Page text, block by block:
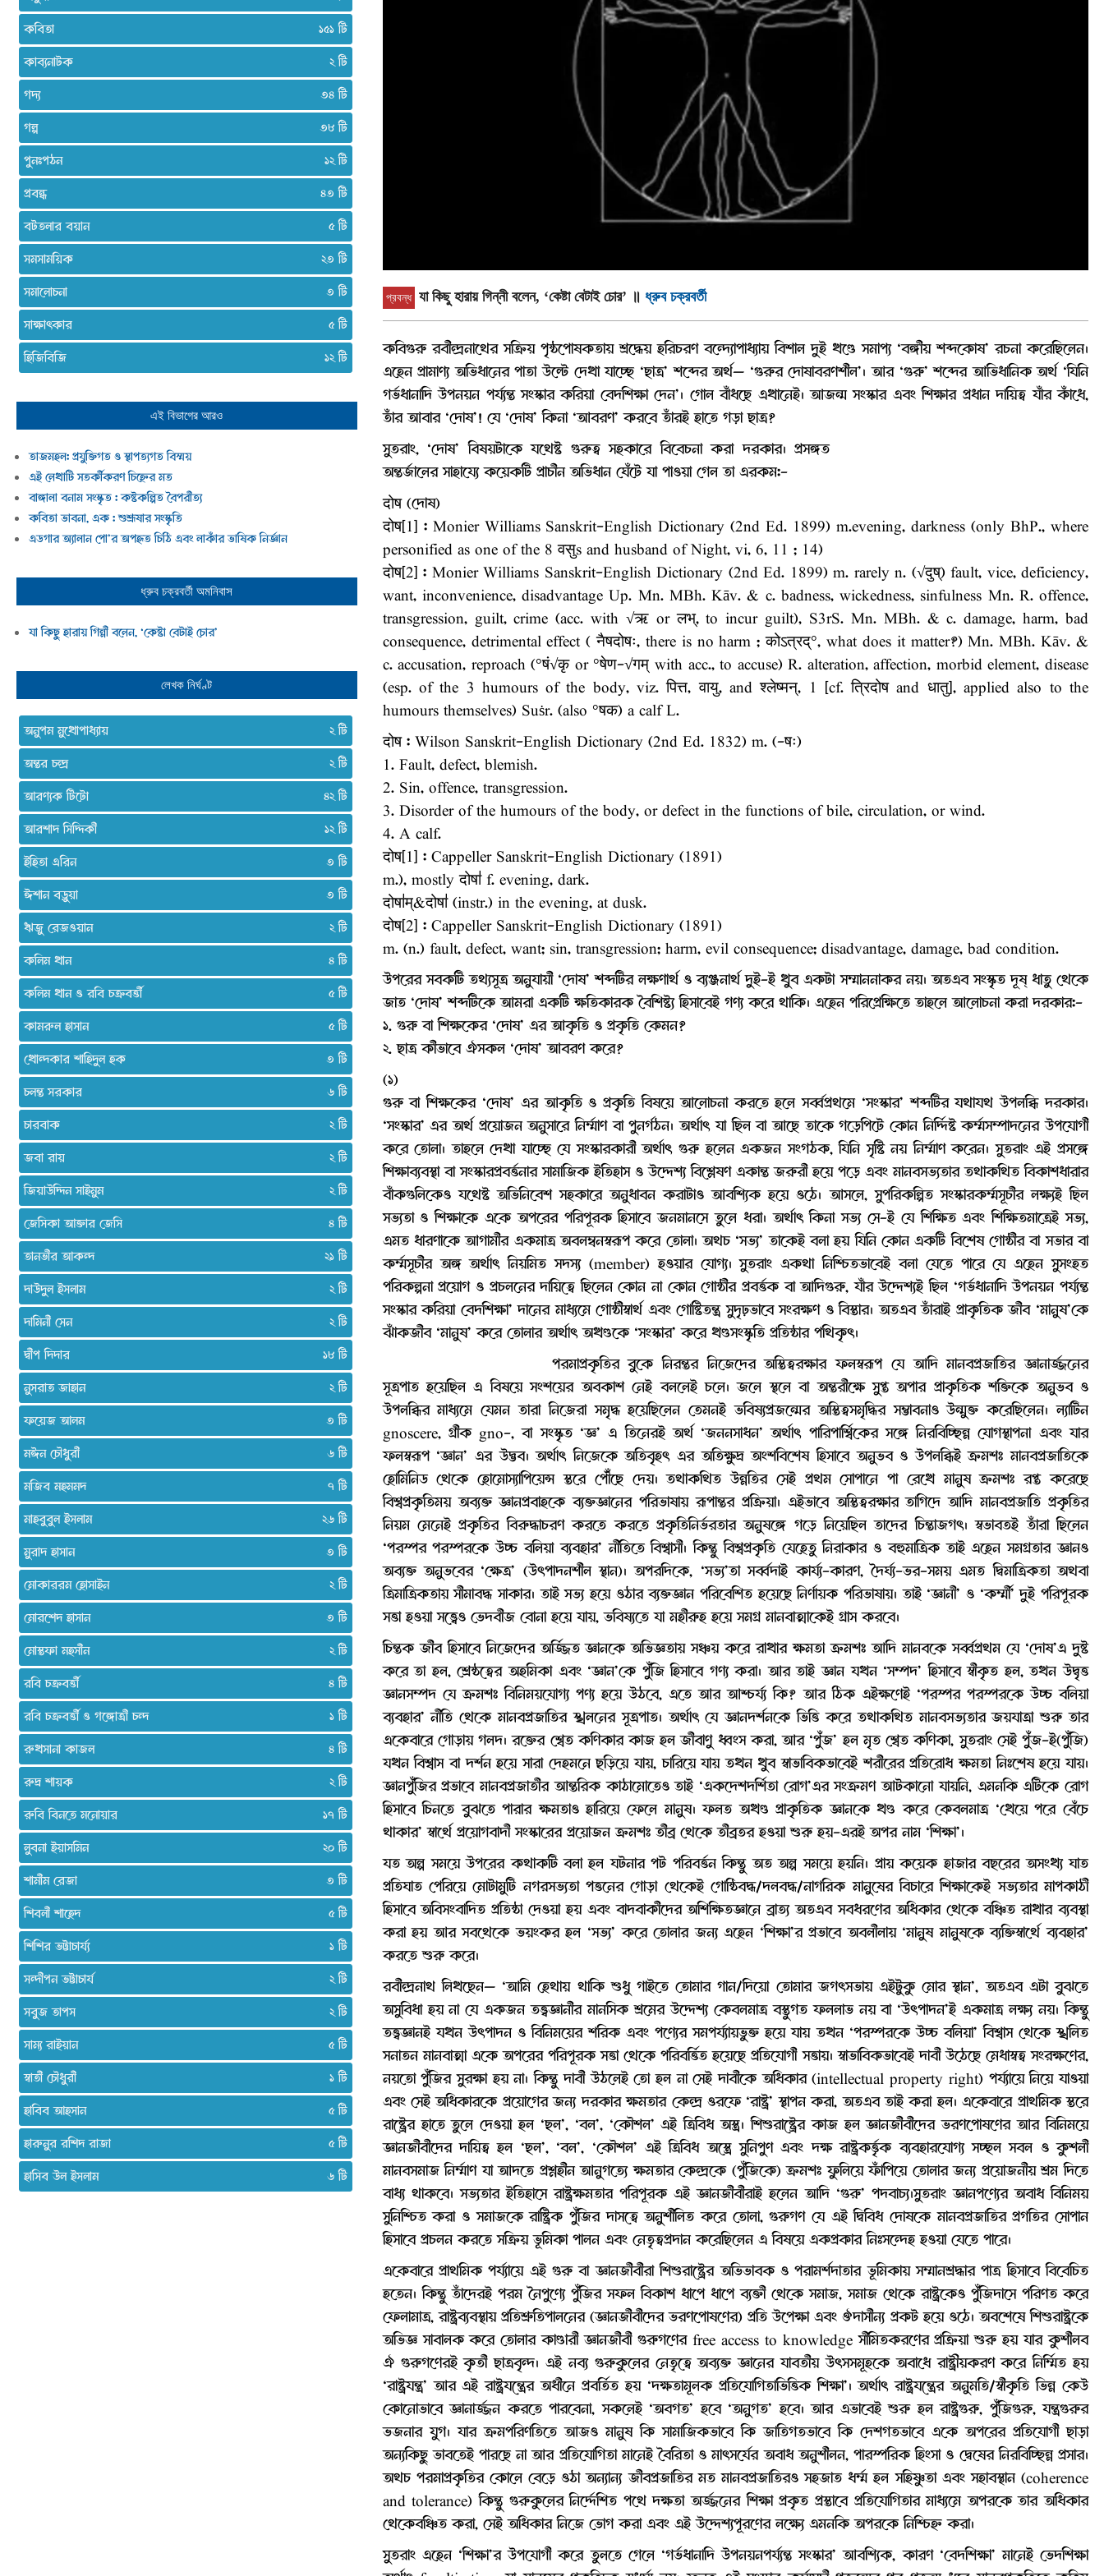
প্রবন্ধ যা কিছু হারায় গিন্নী বলেন, ‘কেষ্টা বেটাই চোর’ ॥ ধ্রুব চক্রবর্তী
কবিগুরু রবীন্দ্রনাথের সক্রিয় পৃষ্ঠপোষকতায় শ্রদ্ধেয় হরিচরণ বন্দ্যোপাধ্যায় বিশাল দুই খণ্ডে সমাপ্য ‘বঙ্গীয় শব্দকোষ’ রচনা করেছিলেন।
এহেন প্রামাণ্য অভিধানের পাতা উল্টে দেখা যাচ্ছে ‘ছাত্র’ শব্দের অর্থ— ‘গুরুর দোষাবরণশীল’। আর ‘গুরু’ শব্দের আভিধানিক অর্থ ‘যিনি
গর্ভধানাদি উপনয়ন পর্য্যন্ত সংস্কার করিয়া বেদশিক্ষা দেন’। গোল বাঁধছে এখানেই। আজন্ম সংস্কার এবং শিক্ষার প্রধান দায়িত্ব যাঁর কাঁধে,
তাঁর আবার ‘দোষ’! যে ‘দোষ’ কিনা ‘আবরণ’ করবে তাঁরই হাতে গড়া ছাত্র?
সুতরাং, ‘দোষ’ বিষয়টাকে যথেষ্ট গুরুত্ব সহকারে বিবেচনা করা দরকার। প্রসঙ্গত
অন্তর্জালের সাহায্যে কয়েকটি প্রাচীন অভিধান ঘেঁটে যা পাওয়া গেল তা এরকম:-
दोष (দোষ)
दोष[1] : Monier Williams Sanskrit-English Dictionary (2nd Ed. 1899) m.evening, darkness (only BhP., where
personified as one of the 8 वसुs and husband of Night, vi, 6, 11 ; 14)
दोष[2] : Monier Williams Sanskrit-English Dictionary (2nd Ed. 1899) m. rarely n. (√दुष्) fault, vice, deficiency,
want, inconvenience, disadvantage Up. Mn. MBh. Kāv. & c. badness, wickedness, sinfulness Mn. R. offence,
transgression, guilt, crime (acc. with √ऋ or लभ्, to incur guilt), S3rS. Mn. MBh. & c. damage, harm, bad
consequence, detrimental effect ( नैषदोषः, there is no harm ; कोऽत्रद्°, what does it matter?) Mn. MBh. Kāv. &
c. accusation, reproach (°षं√कृ or °षेण-√गम् with acc., to accuse) R. alteration, affection, morbid element, disease
(esp. of the 3 humours of the body, viz. पित्त, वायु, and श्लेष्मन्, 1 [cf. त्रिदोष and धातु], applied also to the
humours themselves) Suṡr. (also °षक) a calf L.
दोष : Wilson Sanskrit-English Dictionary (2nd Ed. 1832) m. (-षः)
1. Fault, defect, blemish.
2. Sin, offence, transgression.
3. Disorder of the humours of the body, or defect in the functions of bile, circulation, or wind.
4. A calf.
दोष[1] : Cappeller Sanskrit-English Dictionary (1891)
m.), mostly दोषा॑ f. evening, dark.
दोषा॑म्&दोषा॑ (instr.) in the evening, at dusk.
दोष[2] : Cappeller Sanskrit-English Dictionary (1891)
m. (n.) fault, defect, want; sin, transgression; harm, evil consequence; disadvantage, damage, bad condition.
উপরের সবকটি তথ্যসূত্র অনুযায়ী ‘দোষ’ শব্দটির লক্ষণার্থ ও ব্যঞ্জনার্থ দুই-ই খুব একটা সম্মাননাকর নয়। অতএব সংস্কৃত দূষ্ ধাতু থেকে
জাত ‘দোষ’ শব্দটিকে আমরা একটি ক্ষতিকারক বৈশিষ্ট্য হিসাবেই গণ্য করে থাকি। এহেন পরিপ্রেক্ষিতে তাহলে আলোচনা করা দরকার:-
১. গুরু বা শিক্ষকের ‘দোষ’ এর আকৃতি ও প্রকৃতি কেমন?
২. ছাত্র কীভাবে ঐসকল ‘দোষ’ আবরণ করে?
(১)
গুরু বা শিক্ষকের ‘দোষ’ এর আকৃতি ও প্রকৃতি বিষয়ে আলোচনা করতে হলে সর্ব্বপ্রথমে ‘সংস্কার’ শব্দটির যথাযথ উপলব্ধি দরকার।
‘সংস্কার’ এর অর্থ প্রয়োজন অনুসারে নির্ম্মাণ বা পুনর্গঠন। অর্থাৎ যা ছিল বা আছে তাকে গড়েপিটে কোন নির্দ্দিষ্ট কর্ম্মসম্পাদনের উপযোগী
করে তোলা। তাহলে দেখা যাচ্ছে যে সংস্কারকারী অর্থাৎ গুরু হলেন একজন সংগঠক, যিনি সৃষ্টি নয় নির্ম্মাণ করেন। সুতরাং এই প্রসঙ্গে
শিক্ষাব্যবস্থা বা সংস্কারপ্রবর্ত্তনার সামাজিক ইতিহাস ও উদ্দেশ্য বিশ্লেষণ একান্ত জরুরী হয়ে পড়ে এবং মানবসভ্যতার তথাকথিত বিকাশধারার
বাঁকগুলিকেও যথেষ্ট অভিনিবেশ সহকারে অনুধাবন করাটাও আবশ্যিক হয়ে ওঠে। আসলে, সুপরিকল্পিত সংস্কারকর্ম্মসূচীর লক্ষ্যই ছিল
সভ্যতা ও শিক্ষাকে একে অপরের পরিপূরক হিসাবে জনমানসে তুলে ধরা। অর্থাৎ কিনা সভ্য সে-ই যে শিক্ষিত এবং শিক্ষিতমাত্রেই সভ্য,
এমত ধারণাকে আগামীর একমাত্র অবলম্বনস্বরূপ করে তোলা। অথচ ‘সভ্য’ তাকেই বলা হয় যিনি কোন একটি বিশেষ গোষ্ঠীর বা সভার বা
কর্ম্মসূচীর অঙ্গ অর্থাৎ নিয়মিত সদস্য (member) হওয়ার যোগ্য। সুতরাং একথা নিশ্চিতভাবেই বলা যেতে পারে যে এহেন সুসংহত
পরিকল্পনা প্রয়োগ ও প্রচলনের দায়িত্বে ছিলেন কোন না কোন গোষ্ঠীর প্রবর্ত্তক বা আদিগুরু, যাঁর উদ্দেশ্যই ছিল ‘গর্ভধানাদি উপনয়ন পর্য্যন্ত
সংস্কার করিয়া বেদশিক্ষা’ দানের মাধ্যমে গোষ্ঠীস্বার্থ এবং গোষ্টিতন্ত্র সুদৃঢ়ভাবে সংরক্ষণ ও বিস্তার। অতএব তাঁরাই প্রাকৃতিক জীব ‘মানুষ’কে
ঝাঁকজীব ‘মানুষ’ করে তোলার অর্থাৎ অখণ্ডকে ‘সংস্কার’ করে খণ্ডসংস্কৃতি প্রতিষ্ঠার পথিকৃৎ।
পরমাপ্রকৃতির বুকে নিরন্তর নিজেদের অস্তিত্বরক্ষার ফলস্বরূপ যে আদি মানবপ্রজাতির জ্ঞানার্জ্জনের
সূত্রপাত হয়েছিল এ বিষয়ে সংশয়ের অবকাশ নেই বললেই চলে। জলে স্থলে বা অন্তরীক্ষে সুপ্ত অপার প্রাকৃতিক শক্তিকে অনুভব ও
উপলব্ধির মাধ্যমে যেমন তারা নিজেরা সমৃদ্ধ হয়েছিলেন তেমনই ভবিষ্যপ্রজন্মের অস্তিত্বসমৃদ্ধির সম্ভাবনাও উন্মুক্ত করেছিলেন। ল্যাটিন
gnoscere, গ্রীক gno-, বা সংস্কৃত ‘জ্ঞ’ এ তিনেরই অর্থ ‘জননসাধন’ অর্থাৎ পারিপার্শ্বিকের সঙ্গে নিরবিচ্ছিন্ন যোগস্থাপনা এবং যার
ফলস্বরূপ ‘জ্ঞান’ এর উদ্ভব। অর্থাৎ নিজেকে অতিবৃহৎ এর অতিক্ষুদ্র অংশবিশেষ হিসাবে অনুভব ও উপলব্ধিই ক্রমশঃ মানবপ্রজাতিকে
হোমিনিড থেকে হোমোস্যাপিয়েন্স স্তরে পৌঁছে দেয়। তথাকথিত উন্নতির সেই প্রথম সোপানে পা রেখে মানুষ ক্রমশঃ রপ্ত করেছে
বিশ্বপ্রকৃতিময় অব্যক্ত জ্ঞানপ্রবাহকে ব্যক্তজ্ঞানের পরিভাষায় রূপান্তর প্রক্রিয়া। এইভাবে অস্তিত্বরক্ষার তাগিদে আদি মানবপ্রজাতি প্রকৃতির
নিয়ম মেনেই প্রকৃতির বিরুদ্ধাচরণ করতে করতে প্রকৃতিনির্ভরতার অনুষঙ্গে গড়ে নিয়েছিল তাদের চিন্তাজগৎ। স্বভাবতই তাঁরা ছিলেন
‘পরস্পর পরস্পরকে উচ্চ বলিয়া ব্যবহার’ নীতিতে বিশ্বাসী। কিন্তু বিশ্বপ্রকৃতি যেহেতু নিরাকার ও বহুমাত্রিক তাই এহেন সমগ্রতার জ্ঞানও
অব্যক্ত অনুভবের ‘ক্ষেত্র’ (উৎপাদনশীল স্থান)। অপরদিকে, ‘সভ্য’তা সর্ব্বদাই কার্য্য-কারণ, দৈর্ঘ্য-ভর-সময় এমত দ্বিমাত্রিকতা অথবা
ত্রিমাত্রিকতায় সীমাবদ্ধ সাকার। তাই সভ্য হয়ে ওঠার ব্যক্তজ্ঞান পরিবেশিত হয়েছে নির্ণায়ক পরিভাষায়। তাই ‘জ্ঞানী’ ও ‘কর্ম্মী’ দুই পরিপূরক
সত্তা হওয়া সত্ত্বেও ভেদবীজ বোনা হয়ে যায়, ভবিষ্যতে যা মহীরুহ হয়ে সমগ্র মানবাত্মাকেই গ্রাস করবে।
চিন্তক জীব হিসাবে নিজেদের অর্জ্জিত জ্ঞানকে অভিজ্ঞতায় সঞ্চয় করে রাখার ক্ষমতা ক্রমশঃ আদি মানবকে সর্ব্বপ্রথম যে ‘দোষ’এ দুষ্ট
করে তা হল, শ্রেষ্ঠত্বের অহমিকা এবং ‘জ্ঞান’কে পুঁজি হিসাবে গণ্য করা। আর তাই জ্ঞান যখন ‘সম্পদ’ হিসাবে স্বীকৃত হল, তখন উদ্বৃত্ত
জ্ঞানসম্পদ যে ক্রমশঃ বিনিময়যোগ্য পণ্য হয়ে উঠবে, এতে আর আশ্চর্য্য কি? আর ঠিক এইক্ষণেই ‘পরস্পর পরস্পরকে উচ্চ বলিয়া
ব্যবহার’ নীতি থেকে মানবপ্রজাতির স্খলনের সূত্রপাত। অর্থাৎ যে জ্ঞানদর্শনকে ভিত্তি করে তথাকথিত মানবসভ্যতার জয়যাত্রা শুরু তার
একেবারে গোড়ায় গলদ। রক্তের শ্বেত কণিকার কাজ হল জীবাণু ধ্বংস করা, আর ‘পুঁজ’ হল মৃত শ্বেত কণিকা, সুতরাং সেই পুঁজ-ই(পুঁজি)
যখন বিশ্বাস বা দর্শন হয়ে সারা দেহমনে ছড়িয়ে যায়, চারিয়ে যায় তখন খুব স্বাভাবিকভাবেই শরীরের প্রতিরোধ ক্ষমতা নিঃশেষ হয়ে যায়।
জ্ঞানপুঁজির প্রভাবে মানবপ্রজাতীর আন্তরিক কাঠামোতেও তাই ‘একদেশদর্শিতা রোগ’এর সংক্রমণ আটকানো যায়নি, এমনকি এটিকে রোগ
হিসাবে চিনতে বুঝতে পারার ক্ষমতাও হারিয়ে ফেলে মানুষ। ফলত অখণ্ড প্রাকৃতিক জ্ঞানকে খণ্ড করে কেবলমাত্র ‘খেয়ে পরে বেঁচে
থাকার’ স্বার্থে প্রয়োগবাদী সংস্কারের প্রয়োজন ক্রমশঃ তীব্র থেকে তীব্রতর হওয়া শুরু হয়-এরই অপর নাম ‘শিক্ষা’।
যত অল্প সময়ে উপরের কথাকটি বলা হল ঘটনার পট পরিবর্ত্তন কিন্তু অত অল্প সময়ে হয়নি। প্রায় কয়েক হাজার বছরের অসংখ্য ঘাত
প্রতিঘাত পেরিয়ে মোটামুটি নগরসভ্যতা পত্তনের গোড়া থেকেই গোষ্ঠিবদ্ধ/দলবদ্ধ/নাগরিক মানুষের বিচারে শিক্ষাকেই সভ্যতার মাপকাঠী
হিসাবে অবিসংবাদিত প্রতিষ্ঠা দেওয়া হয় এবং বাদবাকীদের অশিক্ষিতজ্ঞানে ব্রাত্য অতএব সবধরণের অধিকার থেকে বঞ্চিত রাখার ব্যবস্থা
করা হয় আর সবথেকে ভয়ংকর হল ‘সভ্য’ করে তোলার জন্য এহেন ‘শিক্ষা’র প্রভাবে অবলীলায় ‘মানুষ মানুষকে ব্যক্তিস্বার্থে ব্যবহার’
করতে শুরু করে।
রবীন্দ্রনাথ লিখছেন— ‘আমি হেথায় থাকি শুধু গাইতে তোমার গান/দিয়ো তোমার জগৎসভায় এইটুকু মোর স্থান’, অতএব এটা বুঝতে
অসুবিধা হয় না যে একজন তত্ত্বজ্ঞানীর মানসিক শ্রমের উদ্দেশ্য কেবলমাত্র বস্তুগত ফললাভ নয় বা ‘উৎপাদন’ই একমাত্র লক্ষ্য নয়। কিন্তু
তত্ত্বজ্ঞানই যখন উৎপাদন ও বিনিময়ের শরিক এবং পণ্যের সমপর্য্যায়ভুক্ত হয়ে যায় তখন ‘পরস্পরকে উচ্চ বলিয়া’ বিশ্বাস থেকে স্খলিত
সনাতন মানবাত্মা একে অপরের পরিপূরক সত্তা থেকে পরিবর্ত্তিত হয়েছে প্রতিযোগী সত্তায়। স্বাভাবিকভাবেই দাবী উঠেছে মেধাস্বত্ব সংরক্ষণের,
নয়তো পুঁজির সুরক্ষা হয় না। কিন্তু দাবী উঠলেই তো হল না সেই দাবীকে অধিকার (intellectual property right) পর্য্যায়ে নিয়ে যাওয়া
এবং সেই অধিকারকে প্রয়োগের জন্য দরকার ক্ষমতার কেন্দ্র ওরফে ‘রাষ্ট্র’ স্থাপন করা, অতএব তাই করা হল। একেবারে প্রাথমিক স্তরে
রাষ্ট্রের হাতে তুলে দেওয়া হল ‘ছল’, ‘বল’, ‘কৌশল’ এই ত্রিবিধ অস্ত্র। শিশুরাষ্ট্রের কাজ হল জ্ঞানজীবীদের ভরণপোষণের আর বিনিময়ে
জ্ঞানজীবীদের দায়িত্ব হল ‘ছল’, ‘বল’, ‘কৌশল’ এই ত্রিবিধ অস্ত্রে সুনিপুণ এবং দক্ষ রাষ্ট্রকর্ত্তৃক ব্যবহারযোগ্য সচ্ছল সবল ও কুশলী
মানবসমাজ নির্ম্মাণ যা আদতে প্রশ্নহীন আনুগত্যে ক্ষমতার কেন্দ্রকে (পুঁজিকে) ক্রমশঃ ফুলিয়ে ফাঁপিয়ে তোলার জন্য প্রয়োজনীয় শ্রম দিতে
বাধ্য থাকবে। সভ্যতার ইতিহাসে রাষ্ট্রক্ষমতার পরিপূরক এই জ্ঞানজীবীরাই হলেন আদি ‘গুরু’ পদবাচ্য।সুতরাং জ্ঞানপণ্যের অবাধ বিনিময়
সুনিশ্চিত করা ও সমাজকে রাষ্ট্রিক পুঁজির দাসত্বে অনুশীলিত করে তোলা, গুরুগণ যে এই দ্বিবিধ দোষকে মানবপ্রজাতির প্রগতির সোপান
হিসাবে প্রচলন করতে সক্রিয় ভূমিকা পালন এবং নেতৃত্বপ্রদান করেছিলেন এ বিষয়ে একপ্রকার নিঃসন্দেহ হওয়া যেতে পারে।
একেবারে প্রাথমিক পর্য্যায়ে এই গুরু বা জ্ঞানজীবীরা শিশুরাষ্ট্রের অভিভাবক ও পরামর্শদাতার ভূমিকায় সম্মানশ্রদ্ধার পাত্র হিসাবে বিবেচিত
হতেন। কিন্তু তাঁদেরই পরম নৈপুণ্যে পুঁজির সফল বিকাশ ধাপে ধাপে ব্যক্তী থেকে সমাজ, সমাজ থেকে রাষ্ট্রকেও পুঁজিদাসে পরিণত করে
ফেলামাত্র, রাষ্ট্রব্যবস্থায় প্রতিশ্রুতিপালনের (জ্ঞানজীবীদের ভরণপোষণের) প্রতি উপেক্ষা এবং ঔদাসীন্য প্রকট হয়ে ওঠে। অবশেষে শিশুরাষ্ট্রকে
অভিজ্ঞ সাবালক করে তোলার কাণ্ডারী জ্ঞানজীবী গুরুগণের free access to knowledge সীমিতকরণের প্রক্রিয়া শুরু হয় যার কুশীলব
ঐ গুরুগণেরই কৃতী ছাত্রবৃন্দ। এই নব্য গুরুকুলের নেতৃত্বে অব্যক্ত জ্ঞানের যাবতীয় উৎসসমূহকে অবাধে রাষ্ট্রীয়করণ করে নির্ম্মিত হয়
‘রাষ্ট্রযন্ত্র’ আর এই রাষ্ট্রযন্ত্রের অধীনে প্রবর্তিত হয় ‘দক্ষতামূলক প্রতিযোগিতাভিত্তিক শিক্ষা’। অর্থাৎ রাষ্ট্রযন্ত্রের অনুমতি/স্বীকৃতি ভিন্ন কেউ
কোনোভাবে জ্ঞানার্জ্জন করতে পারবেনা, সকলেই ‘অবগত’ হবে ‘অনুগত’ হবে। আর এভাবেই শুরু হল রাষ্ট্রগুরু, পুঁজিগুরু, যন্ত্রগুরুর
ভজনার যুগ। যার ক্রমপরিণতিতে আজও মানুষ কি সামাজিকভাবে কি জাতিগতভাবে কি দেশগতভাবে একে অপরের প্রতিযোগী ছাড়া
অন্যকিছু ভাবতেই পারছে না আর প্রতিযোগিতা মানেই বৈরিতা ও মাৎসর্যের অবাধ অনুশীলন, পারস্পরিক হিংসা ও দ্বেষের নিরবিচ্ছিন্ন প্রসার।
অথচ পরমাপ্রকৃতির কোলে বেড়ে ওঠা অন্যান্য জীবপ্রজাতির মত মানবপ্রজাতিরও সহজাত ধর্ম্ম হল সহিষ্ণুতা এবং সহাবস্থান (coherence
and tolerance) কিন্তু গুরুকুলের নির্দ্দেশিত পথে দক্ষতা অর্জ্জনের শিক্ষা প্রকৃত প্রস্তাবে প্রতিযোগিতার মাধ্যমে অপরকে তার অধিকার
থেকেবঞ্চিত করা, সেই অধিকার নিজে ভোগ করা এবং এই উদ্দেশ্যপূরণের লক্ষ্যে এমনকি অপরকে নিশ্চিহ্ন করা।
সুতরাং এহেন ‘শিক্ষা’র উপযোগী করে তুলতে গেলে ‘গর্ভধানাদি উপনয়নপর্য্যন্ত সংস্কার’ আবশ্যিক, কারণ ‘বেদশিক্ষা’ মানেই ভেদশিক্ষা
কবিতা
১৫১
কাব্যনাটক
২
গদ্য
৩৪
গল্প
৩৮
পুনঃপঠন
১২
প্রবন্ধ
৪৩
বটতলার বয়ান
৫
সমসাময়িক
২৩
সমালোচনা
৩
সাক্ষাৎকার
৫
হিজিবিজি
১২
এই বিভাগের আরও
তাজমহল: প্রযুক্তিগত ও স্থাপত্যগত বিস্ময়
এই লেখাটি সতর্কীকরণ চিহ্নের মত
বাঙ্গালা বনাম সংস্কৃত : কষ্টকল্পিত বৈপরীত্য
কবিতা ভাবনা, এক : শুশ্রূষার সংস্কৃতি
এডগার অ্যালান পো’র অপহৃত চিঠি এবং লাকাঁর ভাষিক নির্জ্ঞান
ধ্রুব চক্রবর্তী অমনিবাস
যা কিছু হারায় গিন্নী বলেন, ‘কেষ্টা বেটাই চোর’
লেখক নির্ঘণ্ট
অনুপম মুখোপাধ্যায়
২
অন্তর চন্দ্র
২
আরণ্যক টিটো
৪২
আরশাদ সিদ্দিকী
১২
ইহিতা এরিন
৩
ঈশান বড়ুয়া
৩
ঋজু রেজওয়ান
২
কলিম খান
৪
কলিম খান ও রবি চক্রবর্ত্তী
৫
কামরুল হাসান
৫
খোন্দকার শাহিদুল হক
৩
চলন্ত সরকার
৬
চারবাক
২
জবা রায়
২
জিয়াউদ্দিন সাইমুম
২
জেসিকা আক্তার জেসি
৪
তানভীর আকন্দ
২১
দাউদুল ইসলাম
২
দামিনী সেন
২
দ্বীপ দিদার
১৮
নুসরাত জাহান
২
ফয়েজ আলম
৩
মঈন চৌধুরী
৬
মজিব মহমমদ
৭
মাহবুবুল ইসলাম
২৬
মুরাদ হাসান
৩
মোকাররম হোসাইন
২
মোরশেদ হাসান
৩
মোস্তফা মহসীন
২
রবি চক্রবর্ত্তী
৪
রবি চক্রবর্ত্তী ও গঙ্গোত্রী চন্দ
১
রুখসানা কাজল
৪
রুদ্র শায়ক
২
রুবি বিনতে মনোয়ার
১৭
লুবনা ইয়াসমিন
২০
শামীম রেজা
৩
শিবলী শাহেদ
৫
শিশির ভট্টাচার্য্য
১
সন্দীপন ভট্টাচার্য
২
সবুজ তাপস
২
সাম্য রাইয়ান
৫
স্বাতী চৌধুরী
১
হাবিব আহসান
৫
হারুনুর রশিদ রাজা
৫
হাসিব উল ইসলাম
৬